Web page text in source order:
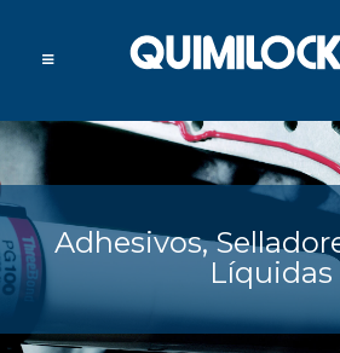
Adhesivos,
Líquidas